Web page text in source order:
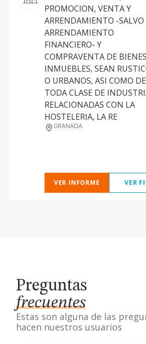
PROMOCION, VENTA Y
ARRENDAMIENTO -SALVO
ARRENDAMIENTO
FINANCIERO- Y
COMPRAVENTA DE BIENES
INMUEBLES, SEAN
O URBANOS, ASI COMO DE
TODA CLASE DE
RELACIONADAS CON LA
HOSTELERIA, LA RE
GRANADA
VER INFORME VER
Preguntas
frecuentes
Estas son alguna de las
hacen nuestros usuarios